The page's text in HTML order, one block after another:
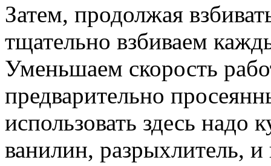
Затем, продолжая
тщательно взбиваем
Уменьшаем скорость
предварительно
использовать здесь надо
ванилин, разрыхлитель,